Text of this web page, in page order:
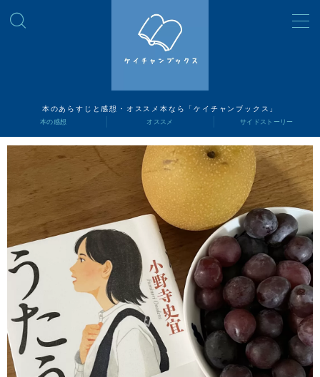
本のあらすじと感想・オススメ本なら「ケイチャンブックス」
本の感想
サイドストーリー
本の感想 オススメ サイドストーリー